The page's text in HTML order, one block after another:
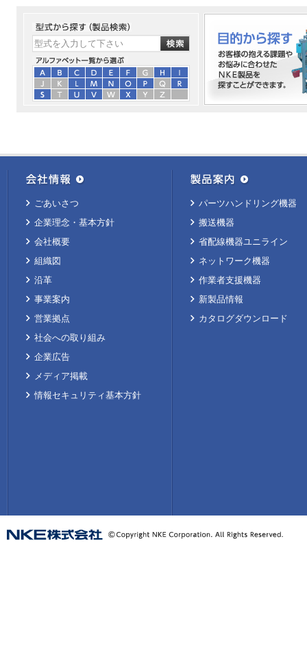
ごあいさつ
企業理念・基本方針
会社概要
組織図
沿革
事業案内
営業拠点
社会への取り組み
企業広告
メディア掲載
情報セキュリティ基本方針
パーツハンドリング機器
搬送機器
省配線機器ユニライン
ネットワーク機器
作業者支援機器
新製品情報
カタログダウンロード